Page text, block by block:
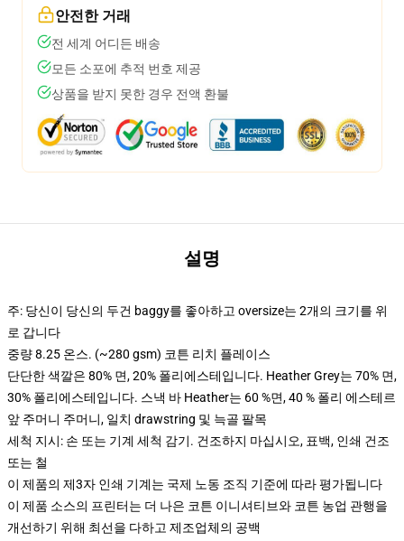
안전한 거래
전 세계 어디든 배송
모든 소포에 추적 번호 제공
상품을 받지 못한 경우 전액 환불
설명
주: 당신이 당신의 두건 baggy를 좋아하고 oversize는 2개의 크기를 위
로 갑니다
중량 8.25 온스. (~280 gsm) 코튼 리치 플레이스
단단한 색깔은 80% 면, 20% 폴리에스테입니다. Heather Grey는 70% 면,
30% 폴리에스테입니다. 스낵 바 Heather는 60 %면, 40 % 폴리 에스테르
앞 주머니 주머니, 일치 drawstring 및 늑골 팔목
세척 지시: 손 또는 기계 세척 감기. 건조하지 마십시오, 표백, 인쇄 건조
또는 철
이 제품의 제3자 인쇄 기계는 국제 노동 조직 기준에 따라 평가됩니다
이 제품 소스의 프린터는 더 나은 코튼 이니셔티브와 코튼 농업 관행을
개선하기 위해 최선을 다하고 제조업체의 공백